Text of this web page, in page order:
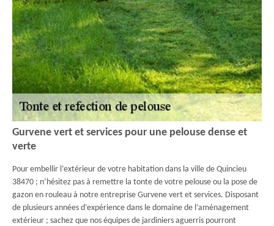
Gurvene vert et services pour une pelouse dense et
verte
Pour embellir l’extérieur de votre habitation dans la ville de Quincieu
38470 ; n’hésitez pas à remettre la tonte de votre pelouse ou la pose de
gazon en rouleau à notre entreprise Gurvene vert et services. Disposant
de plusieurs années d’expérience dans le domaine de l’aménagement
extérieur ; sachez que nos équipes de jardiniers aguerris pourront